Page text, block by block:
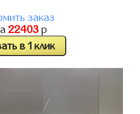
заказ
22403р
в 1 клик